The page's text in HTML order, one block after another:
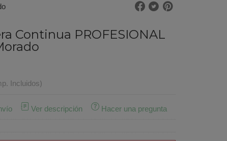
Continua PROFESIONAL
Incluidos)
Ver descripción Hacer una pregunta